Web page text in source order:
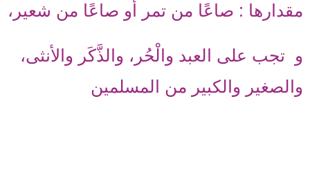
مقدارها : صاعًا من تمر أو صاعًا من شعير،
و تجب على العبد والْحُر، والذَّكَر والأنثى،
والصغير والكبير من المسلمين